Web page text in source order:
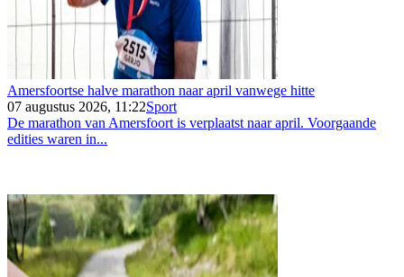
Amersfoortse halve marathon naar april vanwege hitte
07 augustus 2026, 11:22Sport
De marathon van Amersfoort is verplaatst naar april. Voorgaande
edities waren in...